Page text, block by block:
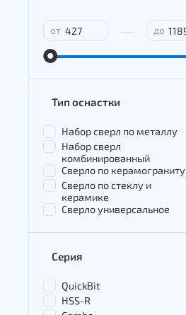
от — до
Тип оснастки
Набор сверл по металлу
Набор сверл
комбинированный
Сверло по керамограниту
Сверло по стеклу и
керамике
Сверло универсальное
Серия
QuickBit
HSS-R